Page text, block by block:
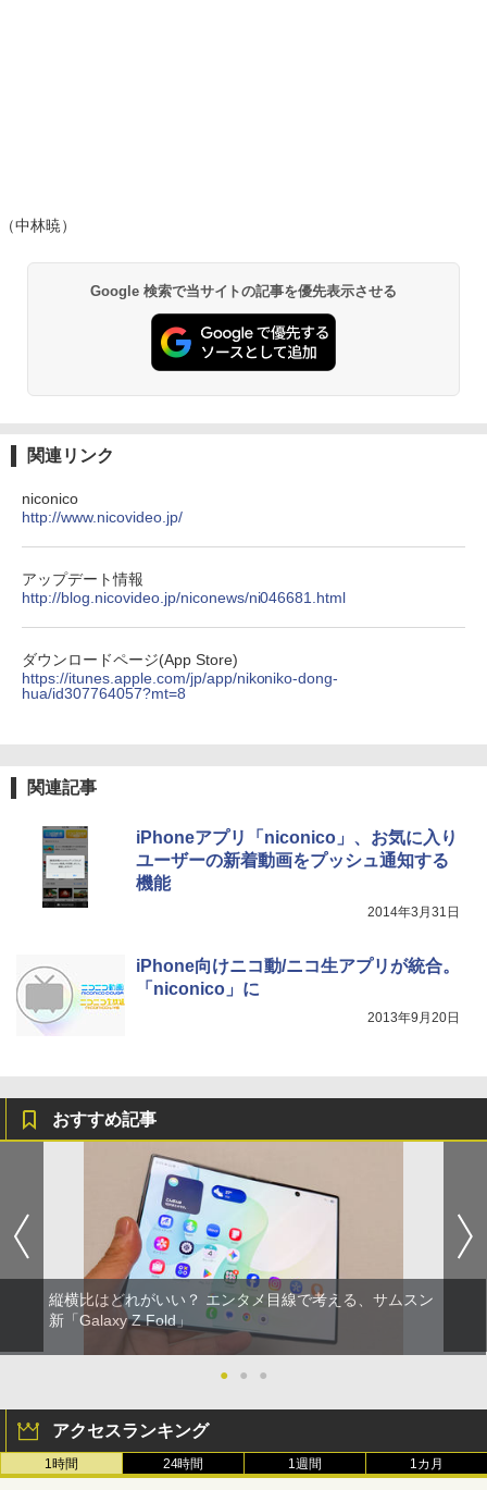
（中林暁）
Google 検索で当サイトの記事を優先表示させる
関連リンク
niconico
http://www.nicovideo.jp/
アップデート情報
http://blog.nicovideo.jp/niconews/ni046681.html
ダウンロードページ(App Store)
https://itunes.apple.com/jp/app/nikoniko-dong-
hua/id307764057?mt=8
関連記事
iPhoneアプリ「niconico」、お気に入り
ユーザーの新着動画をプッシュ通知する
機能
2014年3月31日
iPhone向けニコ動/ニコ生アプリが統合。
「niconico」に
2013年9月20日
おすすめ記事
縦横比はどれがいい？ エンタメ目線で考える、サムスン
新「Galaxy Z Fold」
● ● ●
アクセスランキング
1時間 24時間 1週間 1カ月